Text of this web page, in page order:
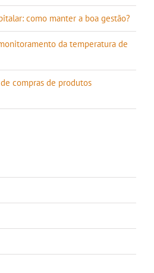
como manter a boa gestão?
da temperatura de
compras de produtos